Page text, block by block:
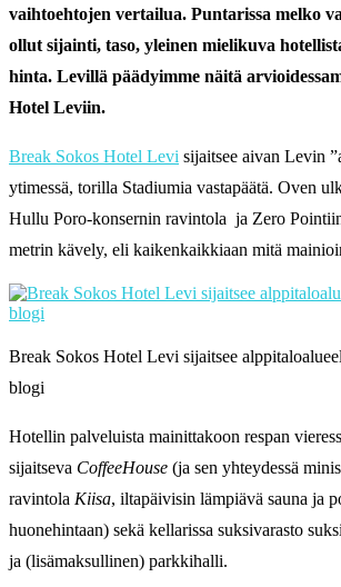
vaihtoehtojen vertailua. Puntarissa melko
ollut sijainti, taso, yleinen mielikuva
hinta. Levillä päädyimme näitä
Hotel Leviin.
Break Sokos Hotel Levi sijaitsee aivan Levin
ytimessä, torilla Stadiumia vastapäätä. Oven
Hullu Poro-konsernin ravintola ja Zero
metrin kävely, eli kaikenkaikkiaan mitä
Break Sokos Hotel Levi sijaitsee
blogi
Hotellin palveluista mainittakoon respan
sijaitseva CoffeeHouse (ja sen yhteydessä
ravintola Kiisa, iltapäivisin lämpiävä sauna ja
huonehintaan) sekä kellarissa suksivarasto
ja (lisämaksullinen) parkkihalli.